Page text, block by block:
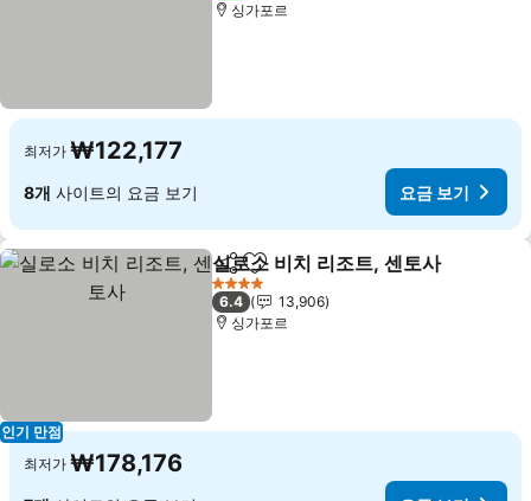
싱가포르
최저가 ₩122,177
8개 사이트의 요금 보기 요금 보기
인기 만점
공유 즐겨찾기에 추가
실로소 비치 리조트, 센토사
4 성급
6.4
13,906
싱가포르
최저가 ₩178,176